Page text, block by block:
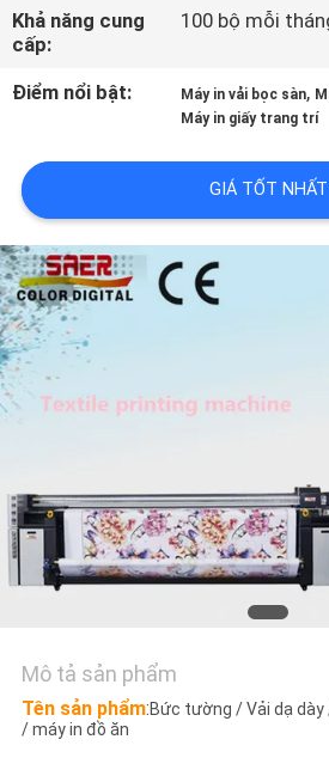
KIỂM
SOÁT
CHẤT
LIÊN
HỆ
CHÚNG
TÔI
TIN
TẤT
CẢ
HỢP
Khả năng cung
cấp:
100 bộ mỗi
Điểm nổi bật: Máy in vải bọc sàn,
Máy in giấy trang trí
GIÁ TỐT NHẤT
Mô tả sản phẩm
Tên sản phẩm:Bức tường / Vải dạ
/ máy in đồ ăn